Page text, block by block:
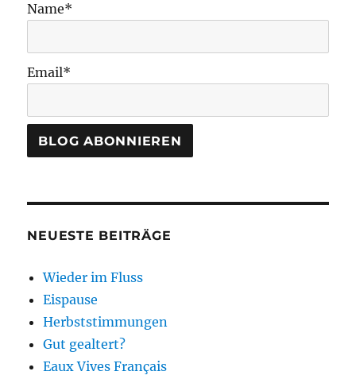
Name*
Email*
NEUESTE BEITRÄGE
Wieder im Fluss
Eispause
Herbststimmungen
Gut gealtert?
Eaux Vives Français